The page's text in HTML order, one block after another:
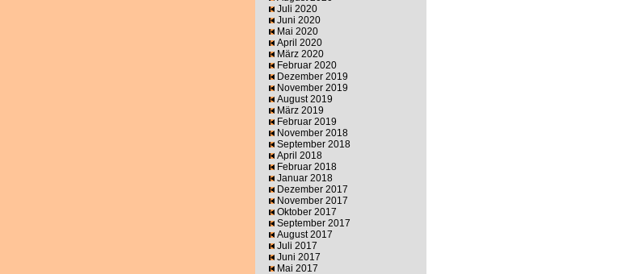
Juli 2020
Juni 2020
Mai 2020
April 2020
März 2020
Februar 2020
Dezember 2019
November 2019
August 2019
März 2019
Februar 2019
November 2018
September 2018
April 2018
Februar 2018
Januar 2018
Dezember 2017
November 2017
Oktober 2017
September 2017
August 2017
Juli 2017
Juni 2017
Mai 2017